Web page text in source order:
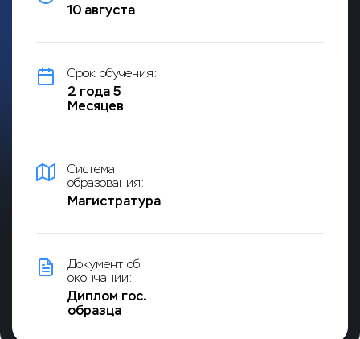
10 августа
Срок обучения:
2 года 5
Месяцев
Система
образования:
Магистратура
Документ об
окончании:
Диплом гос.
образца